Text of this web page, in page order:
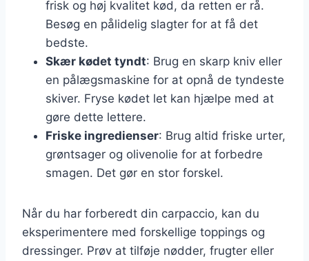
frisk og høj kvalitet kød, da retten er rå.
Besøg en pålidelig slagter for at få det
bedste.
Skær kødet tyndt: Brug en skarp kniv eller
en pålægsmaskine for at opnå de tyndeste
skiver. Fryse kødet let kan hjælpe med at
gøre dette lettere.
Friske ingredienser: Brug altid friske urter,
grøntsager og olivenolie for at forbedre
smagen. Det gør en stor forskel.
Når du har forberedt din carpaccio, kan du
eksperimentere med forskellige toppings og
dressinger. Prøv at tilføje nødder, frugter eller